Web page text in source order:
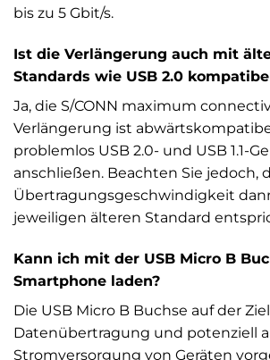
bis zu 5 Gbit/s.
Ist die Verlängerung auch mit
Standards wie USB 2.0
Ja, die S/CONN maximum
Verlängerung ist
problemlos USB 2.0- und USB 1.1-
anschließen. Beachten Sie jedoch,
Übertragungsgeschwindigkeit
jeweiligen älteren Standard
Kann ich mit der USB Micro B
Smartphone laden?
Die USB Micro B Buchse auf der
Datenübertragung und potenziell
Stromversorgung von Geräten